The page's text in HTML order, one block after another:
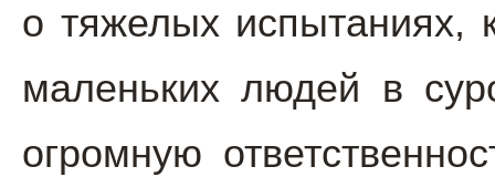
о тяжелых испытаниях,
маленьких людей в
огромную